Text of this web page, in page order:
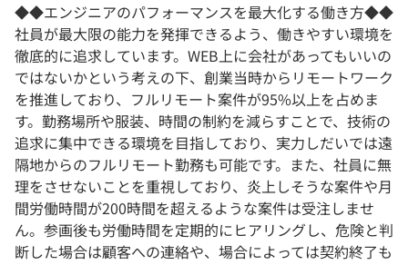
◆◆エンジニアのパフォーマンスを最大化する働き方◆◆
社員が最大限の能力を発揮できるよう、働きやすい環境を
徹底的に追求しています。WEB上に会社があってもいいの
ではないかという考えの下、創業当時からリモートワーク
を推進しており、フルリモート案件が95%以上を占めま
す。勤務場所や服装、時間の制約を減らすことで、技術の
追求に集中できる環境を目指しており、実力しだいでは遠
隔地からのフルリモート勤務も可能です。また、社員に無
理をさせないことを重視しており、炎上しそうな案件や月
間労働時間が200時間を超えるような案件は受注しませ
ん。参画後も労働時間を定期的にヒアリングし、危険と判
断した場合は顧客への連絡や、場合によっては契約終了も